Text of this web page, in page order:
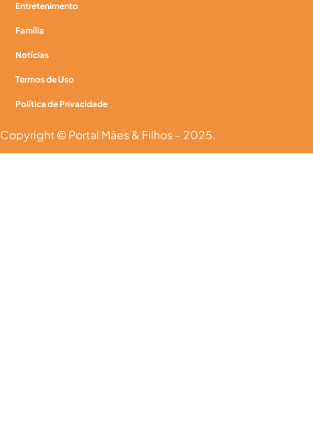
Entretenimento
Família
Notícias
Termos de Uso
Política de Privacidade
Copyright © Portal Mães & Filhos – 2025.